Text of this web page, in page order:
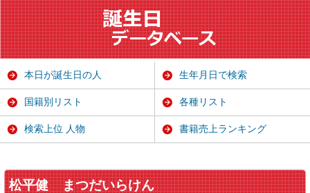
松平健 まつだいらけん
本日が誕生日の人 生年月日で検索
国籍別リスト 各種リスト
検索上位 人物 書籍売上ランキング